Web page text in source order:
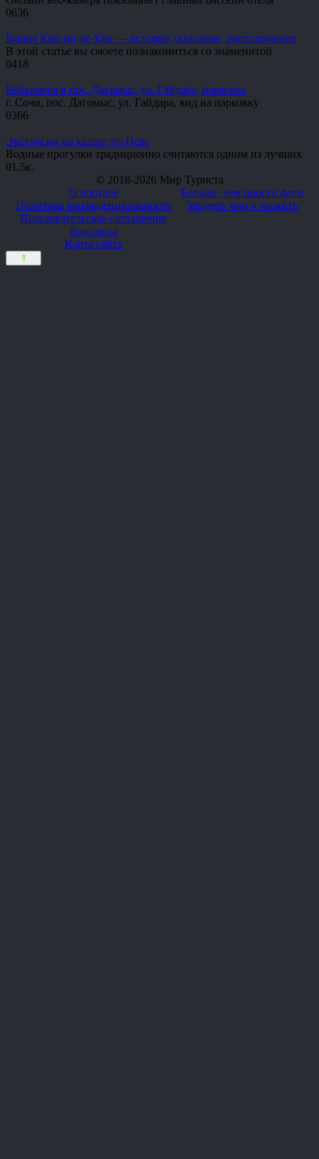
0636
Башня Кик-ин-де-Кёк — история, описание, расположение
В этой статье вы смоете познакомиться со знаменитой
0418
Вебкамера в пос. Дагомыс, ул. Гайдара, парковка
г. Сочи, пос. Дагомыс, ул. Гайдара, вид на парковку
0366
Экскурсии на катере по Неве
Водные прогулки традиционно считаются одним из лучших
01.5к.
© 2018-2026 Мир Туриста
О портале
Политика конфиденциальности
Пользовательское соглашение
Контакты
Карта сайта
Больше, чем просто фото
Увидеть мир и выжить